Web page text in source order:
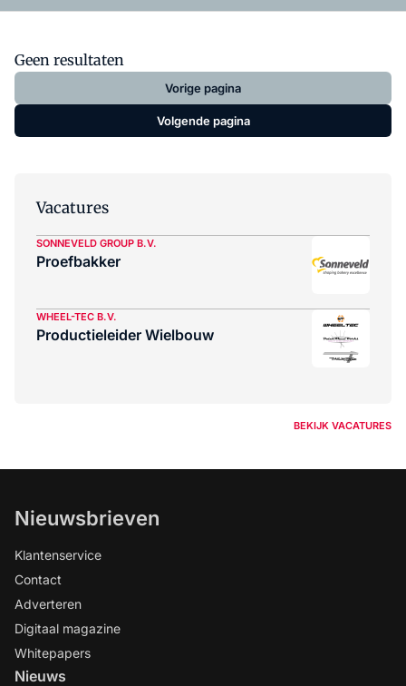
Geen resultaten
Vorige pagina
Volgende pagina
Vacatures
SONNEVELD GROUP B.V.
Proefbakker
WHEEL-TEC B.V.
Productieleider Wielbouw
BEKIJK VACATURES
Nieuwsbrieven
Klantenservice
Contact
Adverteren
Digitaal magazine
Whitepapers
Nieuws